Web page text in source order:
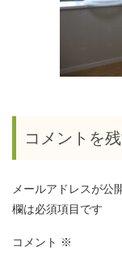
コメントを
メールアドレスが公
欄は必須項目です
コメント ※